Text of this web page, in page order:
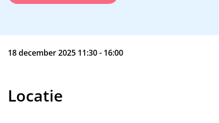
18 december 2025 11:30 - 16:00
Locatie